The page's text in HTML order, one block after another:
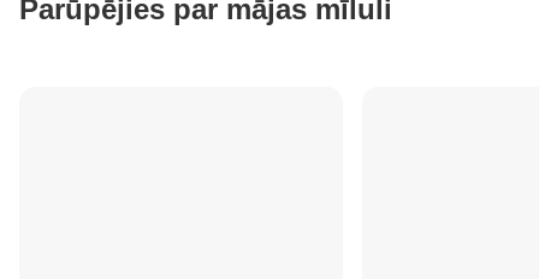
Parūpējies par mājas mīluli